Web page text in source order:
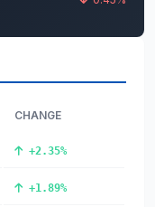
CHANGE
+2.35%
+1.89%